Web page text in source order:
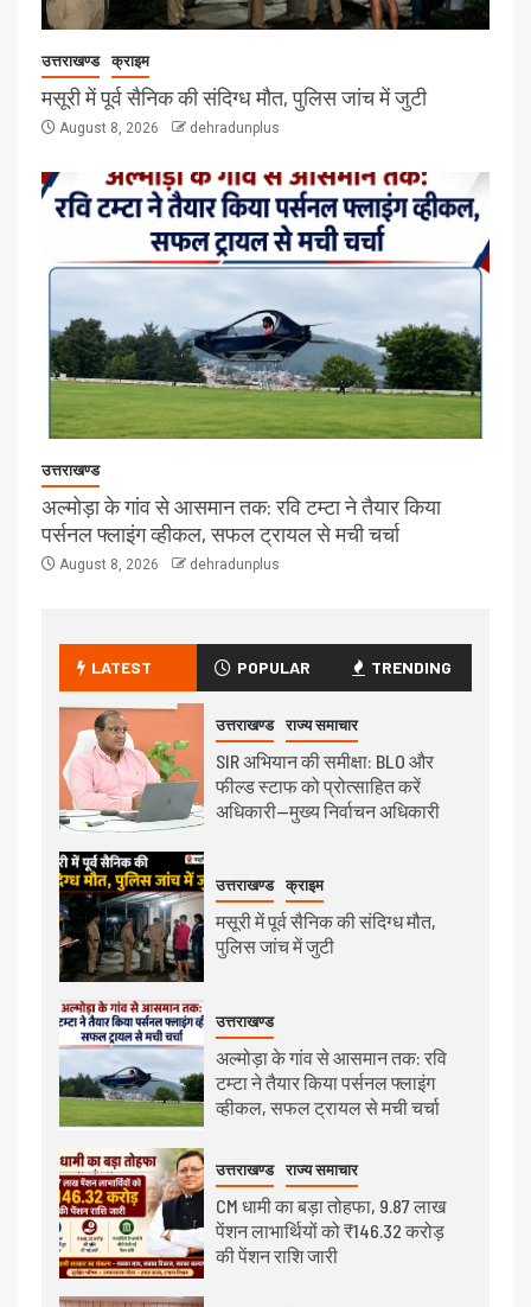
उत्तराखण्ड क्राइम
मसूरी में पूर्व सैनिक की संदिग्ध मौत, पुलिस जांच में जुटी
August 8, 2026 dehradunplus
उत्तराखण्ड
अल्मोड़ा के गांव से आसमान तक: रवि टम्टा ने तैयार किया
पर्सनल फ्लाइंग व्हीकल, सफल ट्रायल से मची चर्चा
August 8, 2026 dehradunplus
LATEST POPULAR TRENDING
उत्तराखण्ड राज्य समाचार
SIR अभियान की समीक्षा: BLO और
फील्ड स्टाफ को प्रोत्साहित करें
अधिकारी—मुख्य निर्वाचन अधिकारी
उत्तराखण्ड क्राइम
मसूरी में पूर्व सैनिक की संदिग्ध मौत,
पुलिस जांच में जुटी
उत्तराखण्ड
अल्मोड़ा के गांव से आसमान तक: रवि
टम्टा ने तैयार किया पर्सनल फ्लाइंग
व्हीकल, सफल ट्रायल से मची चर्चा
उत्तराखण्ड राज्य समाचार
CM धामी का बड़ा तोहफा, 9.87 लाख
पेंशन लाभार्थियों को ₹146.32 करोड़
की पेंशन राशि जारी